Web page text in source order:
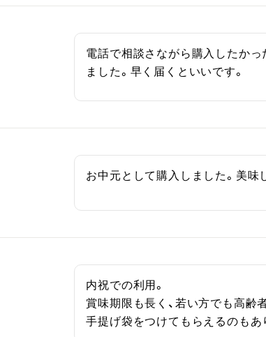
電話で相談さながら購入したか
ました。早く届くといいです。
お中元として購入しました。美味
内祝での利用。
賞味期限も長く、若い方でも高齢
手提げ袋をつけてもらえるのもあ